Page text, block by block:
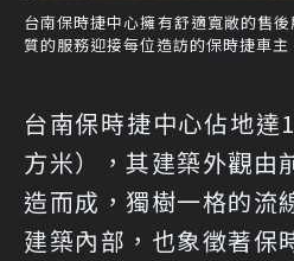
台南保時捷中心擁有舒適寬敞的售
質的服務迎接每位造訪的保時捷車
台南保時捷中心佔地達
方米），其建築外觀由
造而成，獨樹一格的流
建築內部，也象徵著保